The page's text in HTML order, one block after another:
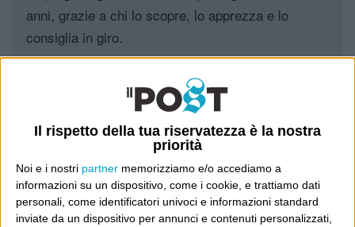
Il rispetto della tua riservatezza è la nostra
priorità
Noi e i nostri partner memorizziamo e/o accediamo a
informazioni su un dispositivo, come i cookie, e trattiamo dati
personali, come identificatori univoci e informazioni standard
inviate da un dispositivo per annunci e contenuti personalizzati,
anni, grazie a chi lo scopre, lo apprezza e lo
consiglia in giro.
Leggi il Post, magari ti piace
Luca Sofri Wittgenstein